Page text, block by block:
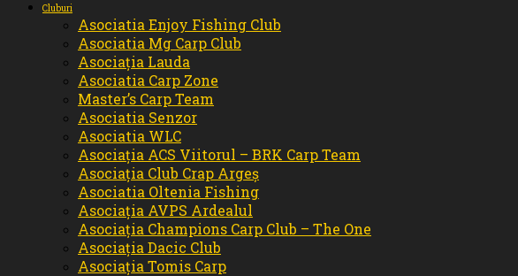
Cluburi
Asociatia Enjoy Fishing Club
Asociatia Mg Carp Club
Asociația Lauda
Asociatia Carp Zone
Master’s Carp Team
Asociatia Senzor
Asociatia WLC
Asociația ACS Viitorul – BRK Carp Team
Asociația Club Crap Argeș
Asociatia Oltenia Fishing
Asociația AVPS Ardealul
Asociația Champions Carp Club – The One
Asociația Dacic Club
Asociația Tomis Carp